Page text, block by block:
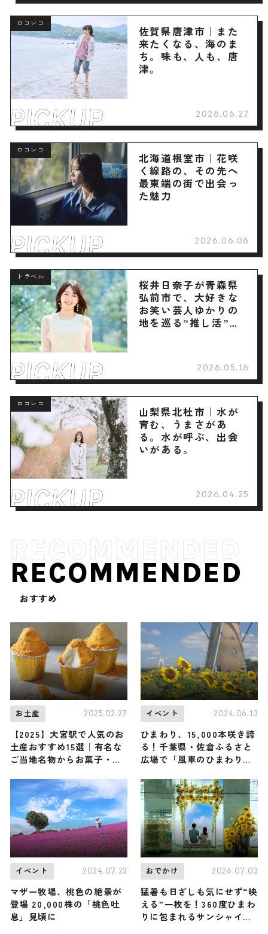
ロコレコ
佐賀県唐津市｜また
来たくなる、海のま
ち。味も、人も、唐
津。
2026.06.27
ロコレコ
北海道根室市｜花咲
く線路の、その先へ
最東端の街で出会っ
た魅力
2026.06.06
トラベル
桜井日奈子が青森県
弘前市で、大好きな
お笑い芸人ゆかりの
地を巡る“推し活”旅
2026.05.16
ロコレコ
山梨県北杜市｜水が
育む、うまさがあ
る。水が呼ぶ、出会
いがある。
2026.04.25
RECOMMENDED
おすすめ
お土産 2025.02.27
【2025】大宮駅で人気のお
土産おすすめ15選｜有名な
ご当地名物からお菓子・ス
イベント 2024.06.13
ひまわり、15,000本咲き誇
る！千葉県・佐倉ふるさと
広場で「風車のひまわりガ
イベント 2024.07.23
マザー牧場、桃色の絶景が
登場 20,000株の「桃色吐
息」見頃に
おでかけ 2026.07.03
猛暑も日ざしも気にせず“映
える”一枚を！360度ひまわ
りに包まれるサンシャイン